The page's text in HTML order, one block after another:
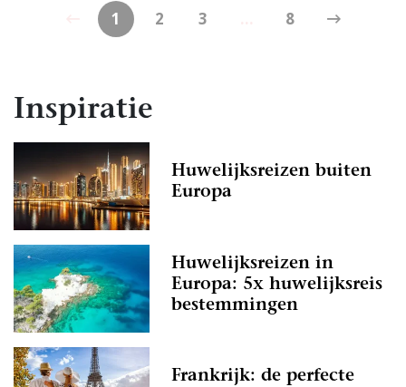
1 2 3 8
Inspiratie
Huwelijksreizen buiten
Europa
Huwelijksreizen in
Europa: 5x huwelijksreis
bestemmingen
Frankrijk: de perfecte